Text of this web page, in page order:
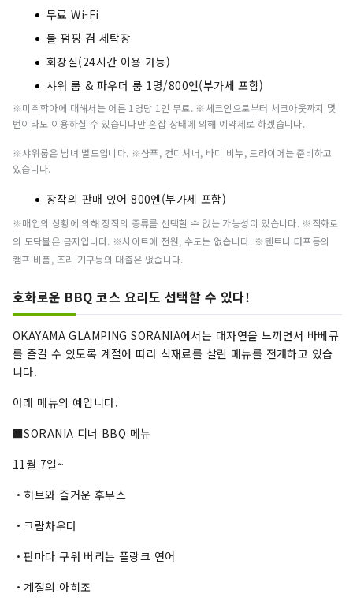
무료 Wi-Fi
물 펌핑 겸 세탁장
화장실(24시간 이용 가능)
샤워 룸 & 파우더 룸 1명/800엔(부가세 포함)
※미취학아에 대해서는 어른 1명당 1인 무료. ※체크인으로부터 체크아웃까지 몇
번이라도 이용하실 수 있습니다만 혼잡 상태에 의해 예약제로 하겠습니다.
※샤워룸은 남녀 별도입니다. ※샴푸, 컨디셔너, 바디 비누, 드라이어는 준비하고
있습니다.
장작의 판매 있어 800엔(부가세 포함)
※매입의 상황에 의해 장작의 종류를 선택할 수 없는 가능성이 있습니다. ※직화로
의 모닥불은 금지입니다. ※사이트에 전원, 수도는 없습니다. ※텐트나 터프등의
캠프 비품, 조리 기구등의 대출은 없습니다.
호화로운 BBQ 코스 요리도 선택할 수 있다!
OKAYAMA GLAMPING SORANIA에서는 대자연을 느끼면서 바베큐
를 즐길 수 있도록 계절에 따라 식재료를 살린 메뉴를 전개하고 있습
니다.
아래 메뉴의 예입니다.
■SORANIA 디너 BBQ 메뉴
11월 7일~
・허브와 즐거운 후무스
・크람차우더
・판마다 구워 버리는 플랑크 연어
・계절의 아히조